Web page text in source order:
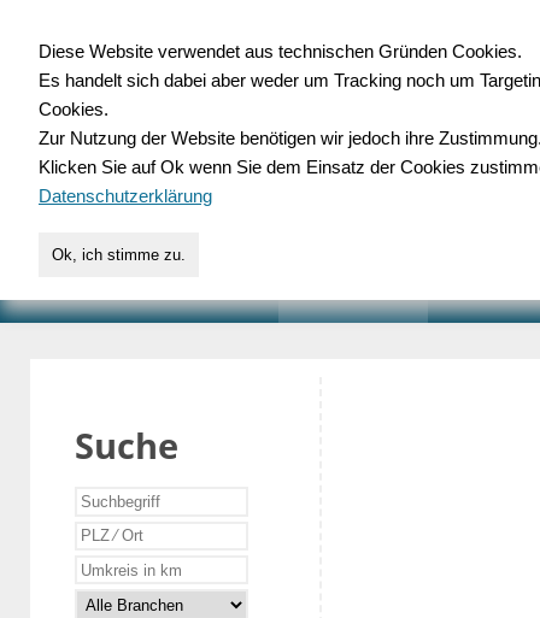
für Handwerk,
Suche
Diese Website verwendet aus technischen Gründen Cookies.
Es handelt sich dabei aber weder um Tracking noch um
Cookies.
Zur Nutzung der Website benötigen wir jedoch ihre
Klicken Sie auf Ok wenn Sie dem Einsatz der Cookies
Datenschutzerklärung
Ok, ich stimme zu.